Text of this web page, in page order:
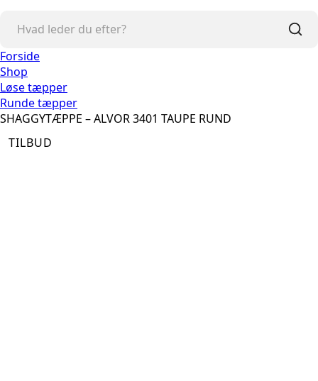
Forside
Shop
Løse tæpper
Runde tæpper
SHAGGYTÆPPE – ALVOR 3401 TAUPE RUND
TILBUD